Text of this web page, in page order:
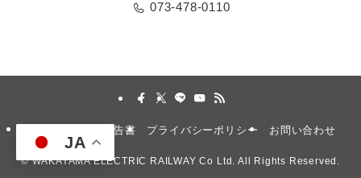
073-478-0110
安全報告書 プライバシーポリシー お問い合わせ
©WAKAYAMA ELECTRIC RAILWAY Co Ltd. All Rights Reserved.
JA